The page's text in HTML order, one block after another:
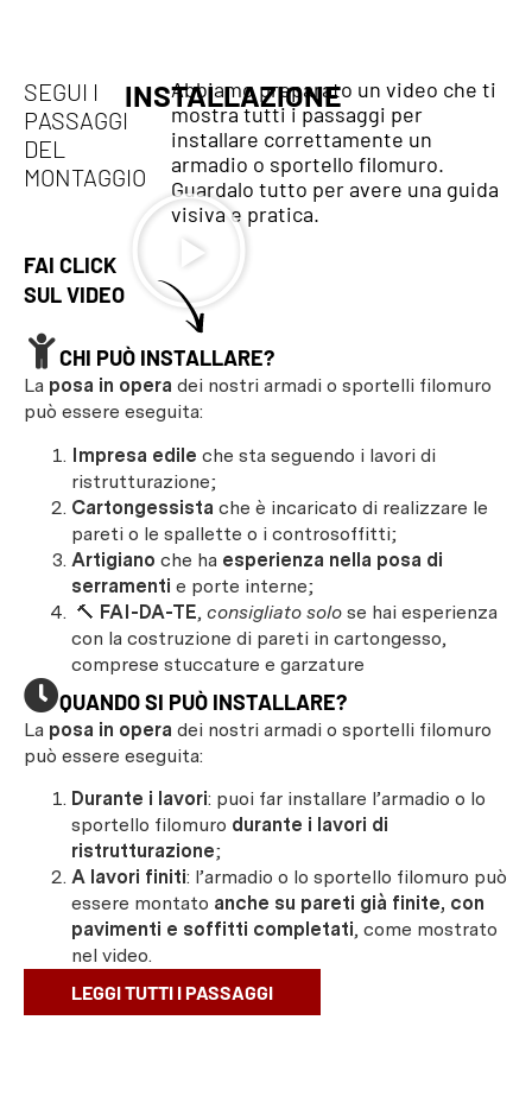
SEGUI I
PASSAGGI
DEL
MONTAGGIO
INSTALLAZIONE
Abbiamo preparato un video che ti
mostra tutti i passaggi per
installare correttamente un
armadio o sportello filomuro.
Guardalo tutto per avere una guida
visiva e pratica.
FAI CLICK
SUL VIDEO
CHI PUÒ INSTALLARE?
La posa in opera dei nostri armadi o sportelli filomuro
può essere eseguita:
Impresa edile che sta seguendo i lavori di
ristrutturazione;
Cartongessista che è incaricato di realizzare le
pareti o le spallette o i controsoffitti;
Artigiano che ha esperienza nella posa di
serramenti e porte interne;
🔨 FAI-DA-TE, consigliato solo se hai esperienza
con la costruzione di pareti in cartongesso,
comprese stuccature e garzature
QUANDO SI PUÒ INSTALLARE?
La posa in opera dei nostri armadi o sportelli filomuro
può essere eseguita:
Durante i lavori: puoi far installare l’armadio o lo
sportello filomuro durante i lavori di
ristrutturazione;
A lavori finiti: l’armadio o lo sportello filomuro può
essere montato anche su pareti già finite, con
pavimenti e soffitti completati, come mostrato
nel video.
LEGGI TUTTI I PASSAGGI